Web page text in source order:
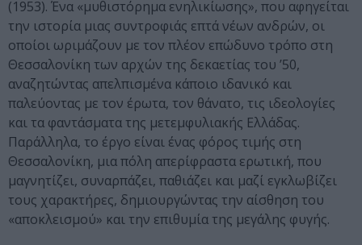
(1953). Ένα «μυθιστόρημα ενηλικίωσης», που αφηγείται
την ιστορία μιας συντροφιάς επτά νέων ανδρών, οι
οποίοι ωριμάζουν με τον πλέον επώδυνο τρόπο στη
Θεσσαλονίκη των αρχών της δεκαετίας του ’50,
αναζητώντας απελπισμένα κάποιο ιδανικό και
παλεύοντας με τον έρωτα, τον θάνατο, τις ιδεολογίες
και τα φαντάσματα της μετεμφυλιακής Ελλάδας.
Παράλληλα, το έργο είναι ένας φόρος τιμής στη
Θεσσαλονίκη, μια πόλη απερίφραστα ερωτική, που
μαγνητίζει, συναρπάζει, παθιάζει και μαζί εγκλωβίζει
τους χαρακτήρες, δημιουργώντας την αίσθηση του
«αποκλεισμού» και την επιθυμία της μεγάλης φυγής.